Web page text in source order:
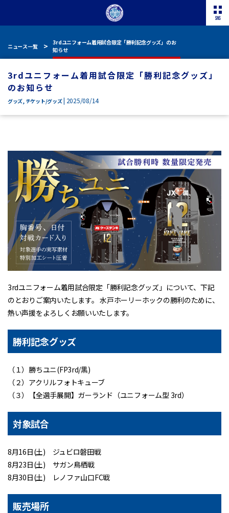
ニュース一覧
3rdユニフォーム着用試合限定「勝利記念グッズ」のお
知らせ
3rdユニフォーム着用試合限定「勝利記念グッズ」
のお知らせ
グッズ, チケット/グッズ| 2025/08/14
3rdユニフォーム着用試合限定「勝利記念グッズ」について、下記
のとおりご案内いたします。 水戸ホーリーホックの勝利のために、
熱い声援をよろしくお願いいたします。
勝利記念グッズ
（１）勝ちユニ(FP3rd/黒)
（２）アクリルフォトキューブ
（３）【全選手展開】ガーランド（ユニフォーム型 3rd）
対象試合
8月16日(土) ジュビロ磐田戦
8月23日(土) サガン鳥栖戦
8月30日(土) レノファ山口FC戦
販売場所